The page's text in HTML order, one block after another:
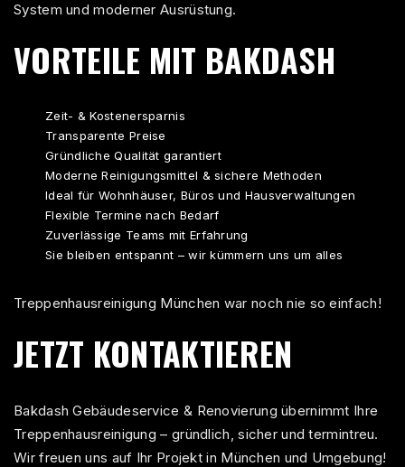
System und moderner Ausrüstung.
VORTEILE MIT BAKDASH
Zeit- & Kostenersparnis
Transparente Preise
Gründliche Qualität garantiert
Moderne Reinigungsmittel & sichere Methoden
Ideal für Wohnhäuser, Büros und Hausverwaltungen
Flexible Termine nach Bedarf
Zuverlässige Teams mit Erfahrung
Sie bleiben entspannt – wir kümmern uns um alles
Treppenhausreinigung München war noch nie so einfach!
JETZT KONTAKTIEREN
Bakdash Gebäudeservice & Renovierung übernimmt Ihre
Treppenhausreinigung – gründlich, sicher und termintreu.
Wir freuen uns auf Ihr Projekt in München und Umgebung!